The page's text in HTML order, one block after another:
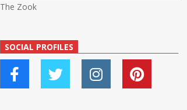
The Zook
SOCIAL PROFILES